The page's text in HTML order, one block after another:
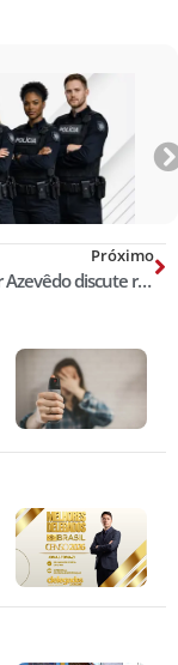
Próximo
Governador Azevêdo discute ressocialização com representantes do Conselho da Comunidade de João Pessoa